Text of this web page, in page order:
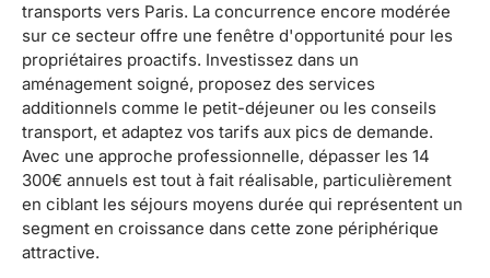
transports vers Paris. La concurrence encore modérée
sur ce secteur offre une fenêtre d'opportunité pour les
propriétaires proactifs. Investissez dans un
aménagement soigné, proposez des services
additionnels comme le petit-déjeuner ou les conseils
transport, et adaptez vos tarifs aux pics de demande.
Avec une approche professionnelle, dépasser les 14
300€ annuels est tout à fait réalisable, particulièrement
en ciblant les séjours moyens durée qui représentent un
segment en croissance dans cette zone périphérique
attractive.